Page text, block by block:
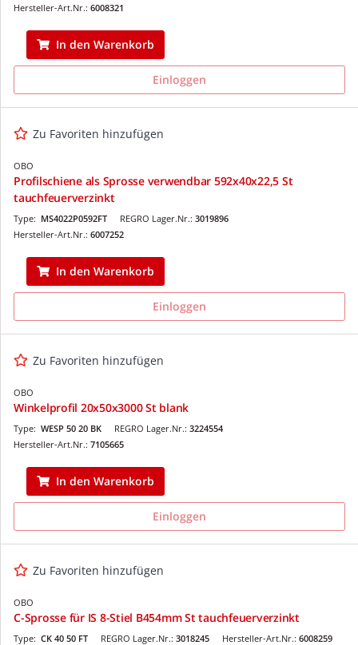
Hersteller-Art.Nr.: 6008321
In den Warenkorb
Einloggen
Zu Favoriten hinzufügen
OBO
Profilschiene als Sprosse verwendbar 592x40x22,5 St
tauchfeuerverzinkt
REGRO Lager.Nr.: 3019896
Type: MS4022P0592FT
Hersteller-Art.Nr.: 6007252
In den Warenkorb
Einloggen
Zu Favoriten hinzufügen
OBO
Winkelprofil 20x50x3000 St blank
REGRO Lager.Nr.: 3224554
Type: WESP 50 20 BK
Hersteller-Art.Nr.: 7105665
In den Warenkorb
Einloggen
Zu Favoriten hinzufügen
OBO
C-Sprosse für IS 8-Stiel B454mm St tauchfeuerverzinkt
REGRO Lager.Nr.: 3018245
Type: CK 40 50 FT Hersteller-Art.Nr.: 6008259